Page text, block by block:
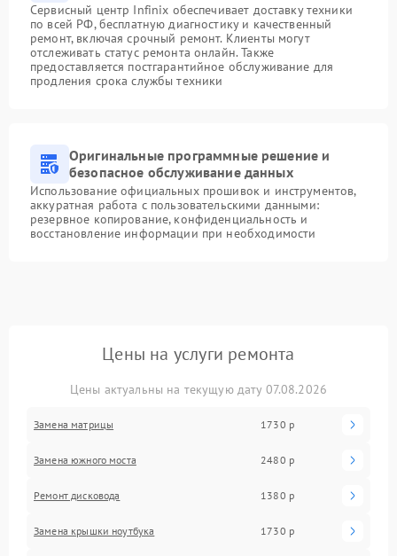
Сервисный центр Infinix обеспечивает доставку техники
по всей РФ, бесплатную диагностику и качественный
ремонт, включая срочный ремонт. Клиенты могут
отслеживать статус ремонта онлайн. Также
предоставляется постгарантийное обслуживание для
продления срока службы техники
Оригинальные программные решение и
безопасное обслуживание данных
Использование официальных прошивок и инструментов,
аккуратная работа с пользовательскими данными:
резервное копирование, конфиденциальность и
восстановление информации при необходимости
Цены на услуги ремонта
Цены актуальны на текущую дату 07.08.2026
Замена матрицы 1730 р
Замена южного моста 2480 р
Ремонт дисковода 1380 р
Замена крышки ноутбука 1730 р